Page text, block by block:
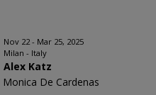
Nov 22 - Mar 25, 2025
Milan - Italy
Alex Katz
Monica De Cardenas